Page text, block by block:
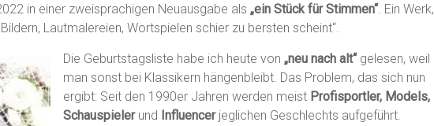
in einer zweisprachigen Neuausgabe als „ein Stück für Stimmen“. Ein Werk,
Lautmalereien, Wortspielen schier zu bersten scheint“.
Die Geburtstagsliste habe ich heute von „neu nach alt“ gelesen, weil
man sonst bei Klassikern hängenbleibt. Das Problem, das sich nun
ergibt: Seit den 1990er Jahren werden meist Profisportler, Models,
Schauspielerund Influencerjeglichen Geschlechts aufgeführt.